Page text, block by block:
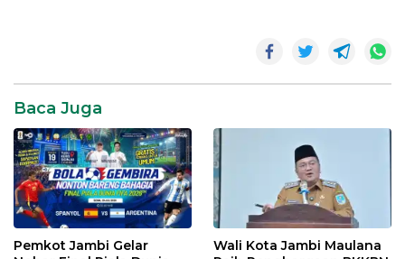
Baca Juga
Pemkot Jambi Gelar
Wali Kota Jambi Maulana